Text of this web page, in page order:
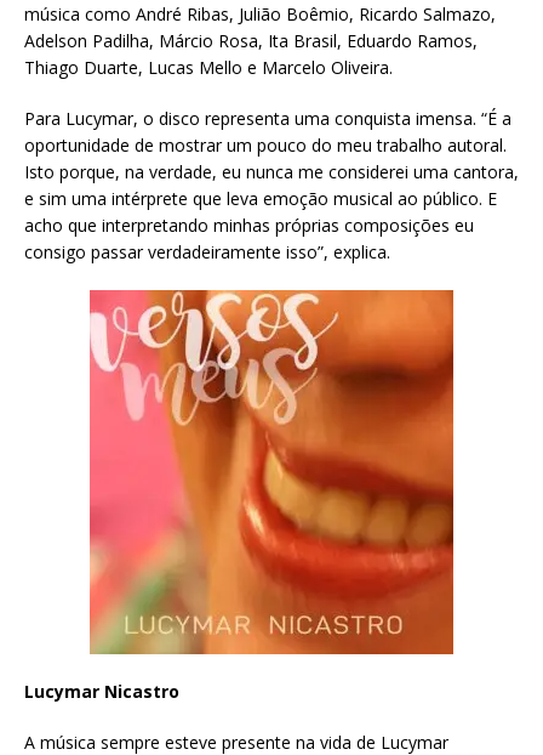
música como André Ribas, Julião Boêmio, Ricardo Salmazo,
Adelson Padilha, Márcio Rosa, Ita Brasil, Eduardo Ramos,
Thiago Duarte, Lucas Mello e Marcelo Oliveira.
Para Lucymar, o disco representa uma conquista imensa. “É a
oportunidade de mostrar um pouco do meu trabalho autoral.
Isto porque, na verdade, eu nunca me considerei uma cantora,
e sim uma intérprete que leva emoção musical ao público. E
acho que interpretando minhas próprias composições eu
consigo passar verdadeiramente isso”, explica.
Lucymar Nicastro
A música sempre esteve presente na vida de Lucymar